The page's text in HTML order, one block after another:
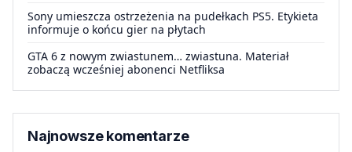
Sony umieszcza ostrzeżenia na pudełkach PS5. Etykieta
informuje o końcu gier na płytach
GTA 6 z nowym zwiastunem… zwiastuna. Materiał
zobaczą wcześniej abonenci Netfliksa
Najnowsze komentarze